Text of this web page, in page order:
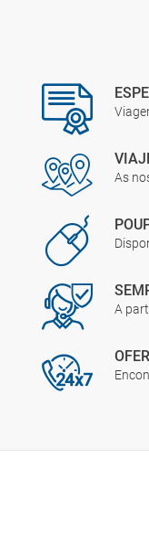
As
A